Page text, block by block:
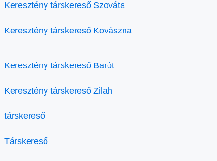
Keresztény társkereső Szováta
Keresztény társkereső Kovászna
Keresztény társkereső Barót
Keresztény társkereső Zilah
társkereső
Társkereső